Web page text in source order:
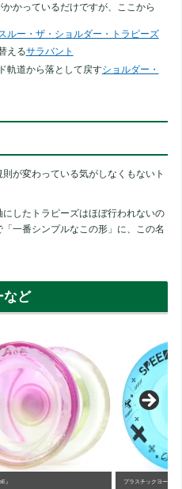
かっているだけですが、ここから
ルー・ザ・ショルダー・トラピーズ
えるサラバント
軌道から落として戻すショルダー・
が変わっている気がしなくもないト
したトラピーズはほぼ行われないの
一番シンプルなこの形」に、この名
など
プラスチックヨーヨー最高峰『スピーダホリックXX』